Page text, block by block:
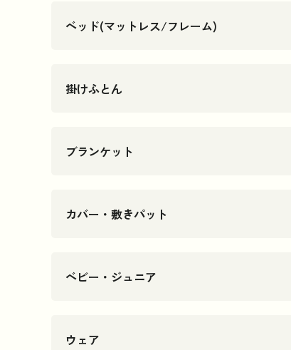
ベッド(マットレス/フレーム)
掛けふとん
ブランケット
カバー・敷きパット
ベビー・ジュニア
ウェア